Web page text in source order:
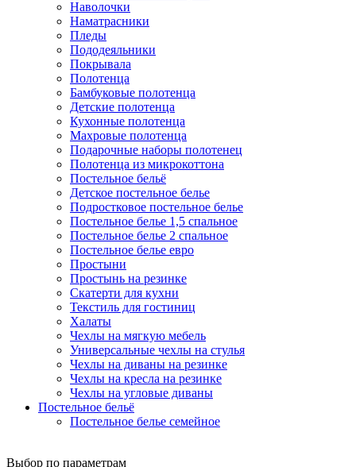
Наволочки
Наматрасники
Пледы
Пододеяльники
Покрывала
Полотенца
Бамбуковые полотенца
Детские полотенца
Кухонные полотенца
Махровые полотенца
Подарочные наборы полотенец
Полотенца из микрокоттона
Постельное бельё
Детское постельное белье
Подростковое постельное белье
Постельное белье 1,5 спальное
Постельное белье 2 спальное
Постельное белье евро
Простыни
Простынь на резинке
Скатерти для кухни
Текстиль для гостиниц
Халаты
Чехлы на мягкую мебель
Универсальные чехлы на стулья
Чехлы на диваны на резинке
Чехлы на кресла на резинке
Чехлы на угловые диваны
Постельное бельё
Постельное белье семейное
Выбор по параметрам